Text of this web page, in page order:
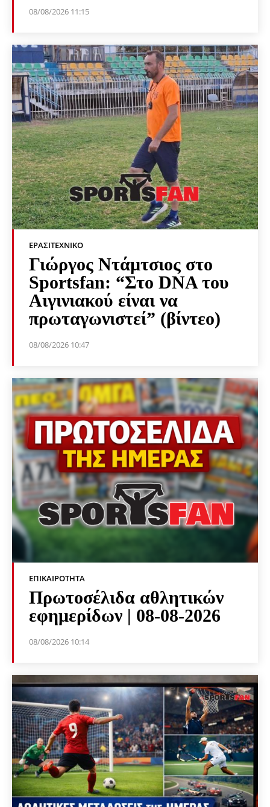
08/08/2026 11:15
ΕΡΑΣΙΤΕΧΝΙΚΟ
Γιώργος Ντάμτσιος στο
Sportsfan: “Στο DNA του
Αιγινιακού είναι να
πρωταγωνιστεί” (βίντεο)
08/08/2026 10:47
ΕΠΙΚΑΙΡΌΤΗΤΑ
Πρωτοσέλιδα αθλητικών
εφημερίδων | 08-08-2026
08/08/2026 10:14